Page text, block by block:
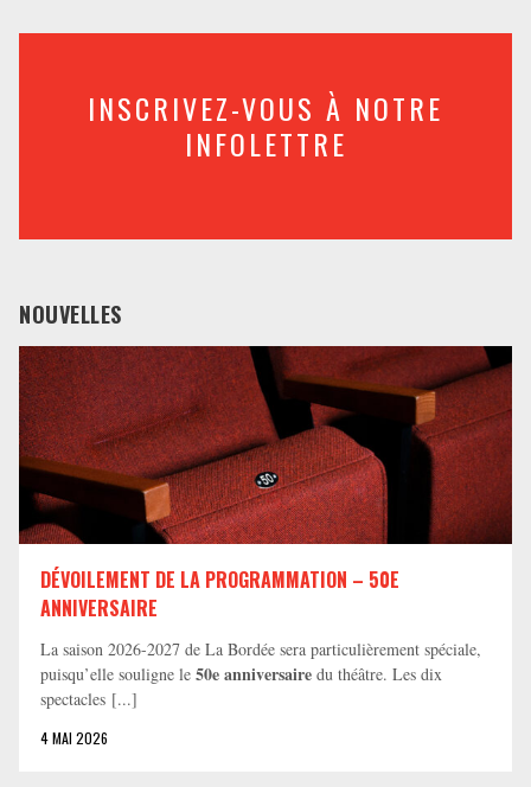
INSCRIVEZ-VOUS À NOTRE
INFOLETTRE
NOUVELLES
DÉVOILEMENT DE LA PROGRAMMATION – 50E
ANNIVERSAIRE
La saison 2026-2027 de La Bordée sera particulièrement spéciale,
puisqu’elle souligne le 50e anniversaire du théâtre. Les dix
spectacles [...]
4 MAI 2026